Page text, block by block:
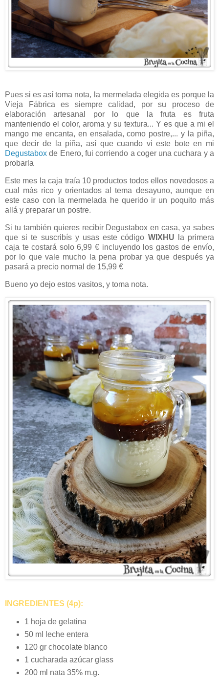
Pues si es así toma nota, la mermelada elegida es porque la
Vieja Fábrica es siempre calidad, por su proceso de
elaboración artesanal por lo que la fruta es fruta
manteniendo el color, aroma y su textura... Y es que a mi el
mango me encanta, en ensalada, como postre,... y la piña,
que decir de la piña, así que cuando vi este bote en mi
Degustabox de Enero, fui corriendo a coger una cuchara y a
probarla
Este mes la caja traía 10 productos todos ellos novedosos a
cual más rico y orientados al tema desayuno, aunque en
este caso con la mermelada he querido ir un poquito más
allá y preparar un postre.
Si tu también quieres recibir Degustabox en casa, ya sabes
que si te suscribís y usas este código WIXHU la primera
caja te costará solo 6,99 € incluyendo los gastos de envío,
por lo que vale mucho la pena probar ya que después ya
pasará a precio normal de 15,99 €
Bueno yo dejo estos vasitos, y toma nota.
INGREDIENTES (4p):
1 hoja de gelatina
50 ml leche entera
120 gr chocolate blanco
1 cucharada azúcar glass
200 ml nata 35% m.g.